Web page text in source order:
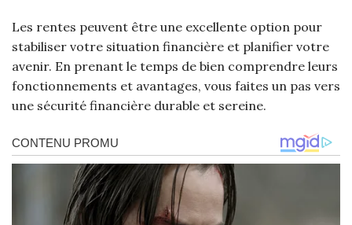
Les rentes peuvent être une excellente option pour
stabiliser votre situation financière et planifier votre
avenir. En prenant le temps de bien comprendre leurs
fonctionnements et avantages, vous faites un pas vers
une sécurité financière durable et sereine.